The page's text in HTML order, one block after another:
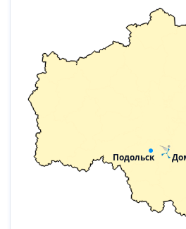
Подольск